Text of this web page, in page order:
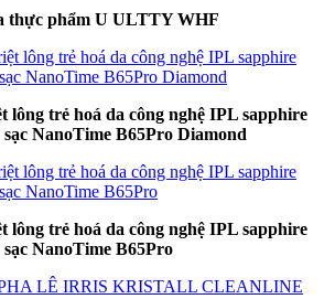
thực phẩm U ULTTY WHF
lông trẻ hoá da công nghệ IPL sapphire
NanoTime B65Pro Diamond
lông trẻ hoá da công nghệ IPL sapphire
NanoTime B65Pro